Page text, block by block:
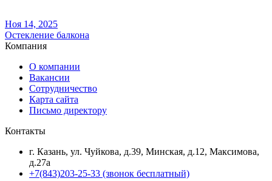
Ноя 14, 2025
Остекление балкона
Компания
О компании
Вакансии
Сотрудничество
Карта сайта
Письмо директору
Контакты
г. Казань, ул. Чуйкова, д.39, Минская, д.12, Максимова,
д.27а
+7(843)203-25-33 (звонок бесплатный)